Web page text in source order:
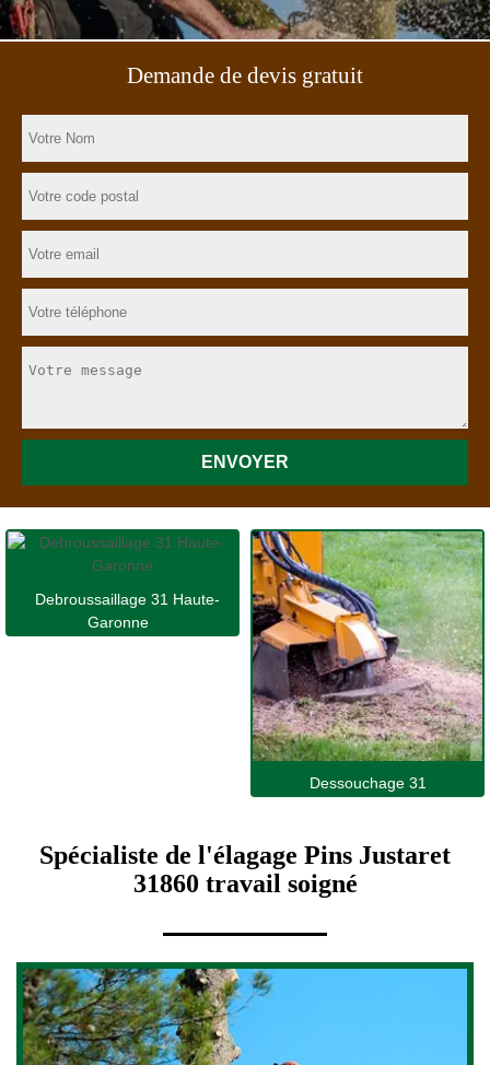
Demande de devis gratuit
Debroussaillage 31 Haute-
Garonne
Dessouchage 31
Spécialiste de l'élagage Pins Justaret
31860 travail soigné